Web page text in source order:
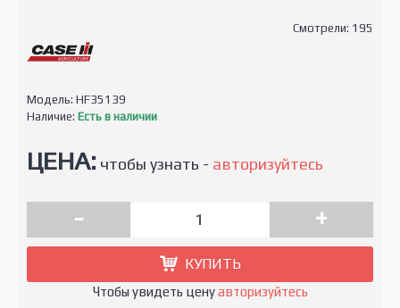
Смотрели: 195
Модель: HF35139
Наличие: Есть в наличии
ЦЕНА: чтобы узнать - авторизуйтесь
- +
КУПИТЬ
Чтобы увидеть ценуавторизуйтесь